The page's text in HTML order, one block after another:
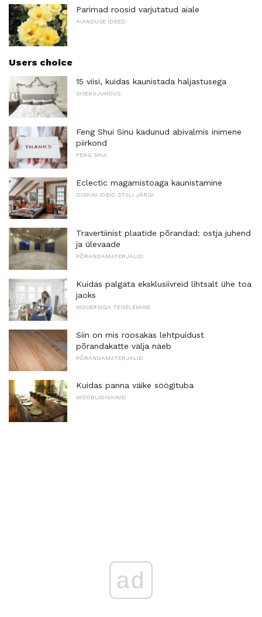
Parimad roosid varjutatud aiale
AIANDUSE IDEED
Users choice
15 viisi, kuidas kaunistada haljastusega
SISEKUJUNDUS
Feng Shui Sinu kadunud abivalmis inimene
piirkond
FENG SHUI
Eclectic magamistoaga kaunistamine
DISAINI IDEID STIILI JÄRGI
Travertiinist plaatide põrandad: ostja juhend
ja ülevaade
PÕRANDAMATERJALID
Kuidas palgata eksklusiivreid lihtsalt ühe toa
jaoks
MOVERSIGA TEGELEMINE
Siin on mis roosakas lehtpuidust
põrandakatte välja näeb
PÕRANDAMATERJALID
Kuidas panna väike söögituba
MÖÖBLIDISAINID
ad